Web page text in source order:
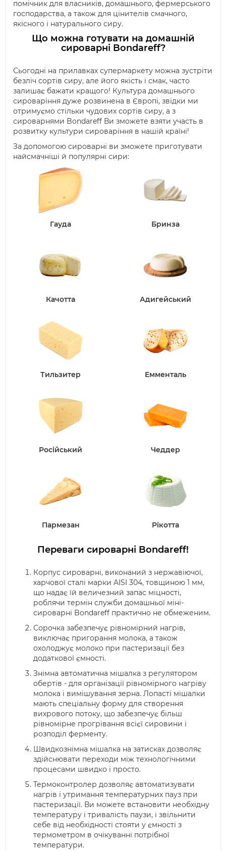
помічник для власників, домашнього, фермерського
господарства, а також для цінителів смачного,
якісного і натурального сиру.
Що можна готувати на домашній
сироварні Bondareff?
Сьогодні на прилавках супермаркету можна зустріти
безліч сортів сиру, але його якість і смак, часто
залишає бажати кращого! Культура домашнього
сироваріння дуже розвинена в Європі, звідки ми
отримуємо стільки чудових сортів сиру, а з
сироварнями Bondareff Ви зможете взяти участь в
розвитку культури сироваріння в нашій країні!
За допомогою сироварні ви зможете приготувати
найсмачніші й популярні сири:
Гауда Бринза
Качотта Адигейський
Тильзитер Емменталь
Російський Чеддер
Пармезан Рікотта
Переваги сироварні Bondareff!
Корпус сироварні, виконаний з нержавіючої,
харчової сталі марки AISI 304, товщиною 1 мм,
що надає їй величезний запас міцності,
роблячи термін служби домашньої міні-
сироварні Bondareff практично не обмеженим.
Сорочка забезпечує рівномірний нагрів,
виключає пригорання молока, а також
охолоджує молоко при пастеризації без
додаткової ємності.
Знімна автоматична мішалка з регулятором
обертів - для організації рівномірного нагріву
молока і вимішування зерна. Лопасті мішалки
мають спеціальну форму для створення
вихрового потоку, що забезпечує більш
рівномірне прогрівання всієї сировини і
розподіл ферменту.
Швидкознімна мішалка на затисках дозволяє
здійснювати переходи між технологічними
процесами швидко і просто.
Термоконтролер дозволяє автоматизувати
нагрів і утримання температурних пауз при
пастеризації. Ви можете встановити необхідну
температуру і тривалість паузи, і звільнити
себе від необхідності стояти у ємності з
термометром в очікуванні потрібної
температури.